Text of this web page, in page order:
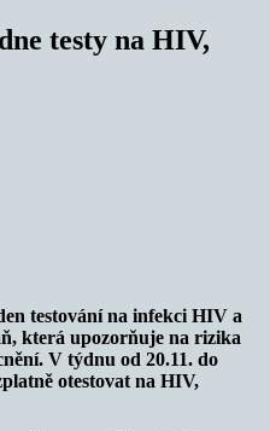
testy na HIV,
testování na infekci HIV a
která upozorňuje na rizika
V týdnu od 20.11. do
otestovat na HIV,